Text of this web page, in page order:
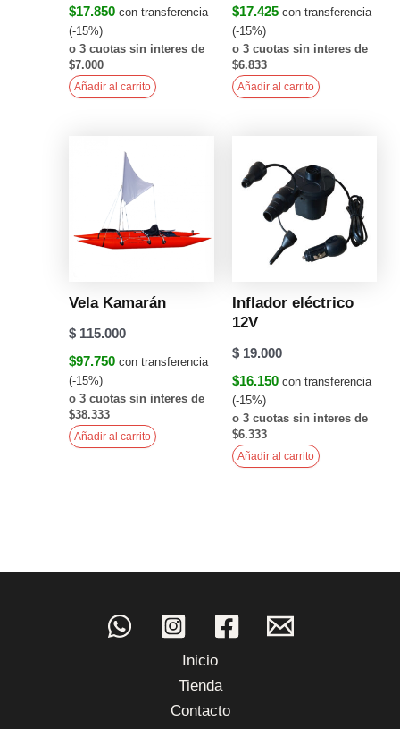
$17.850con transferencia
(-15%)
o 3 cuotas sin interes de
$7.000
Añadir al carrito
$17.425 con transferencia
(-15%)
o 3 cuotas sin interes de
$6.833
Añadir al carrito
Vela Kamarán
$ 115.000
$97.750con transferencia
(-15%)
o 3 cuotas sin interes de
$38.333
Añadir al carrito
Inflador eléctrico
12V
$19.000
$16.150 con transferencia
(-15%)
o 3 cuotas sin interes de
$6.333
Añadir al carrito
Inicio
Tienda
Contacto